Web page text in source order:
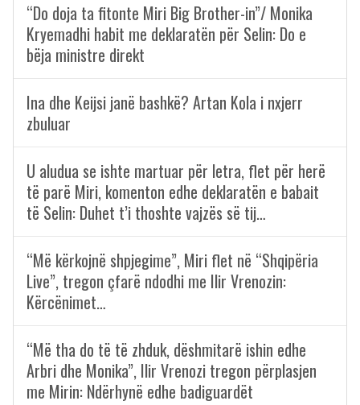
“Do doja ta fitonte Miri Big Brother-in”/ Monika
Kryemadhi habit me deklaratën për Selin: Do e
bëja ministre direkt
Ina dhe Keijsi janë bashkë? Artan Kola i nxjerr
zbuluar
U aludua se ishte martuar për letra, flet për herë
të parë Miri, komenton edhe deklaratën e babait
të Selin: Duhet t’i thoshte vajzës së tij…
“Më kërkojnë shpjegime”, Miri flet në “Shqipëria
Live”, tregon çfarë ndodhi me Ilir Vrenozin:
Kërcënimet…
“Më tha do të të zhduk, dëshmitarë ishin edhe
Arbri dhe Monika”, Ilir Vrenozi tregon përplasjen
me Mirin: Ndërhynë edhe badiguardët